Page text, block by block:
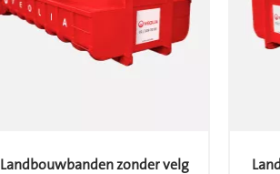
Landbouwbanden zonder velg